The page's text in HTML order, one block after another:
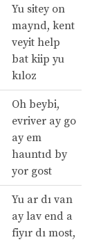
Yu sitey on
maynd, kent
veyit help
bat kiip yu
kıloz
Oh beybi,
evriver ay go
ay em
hauntıd by
yor gost
Yu ar dı van
ay lav end a
fiyır dı most,